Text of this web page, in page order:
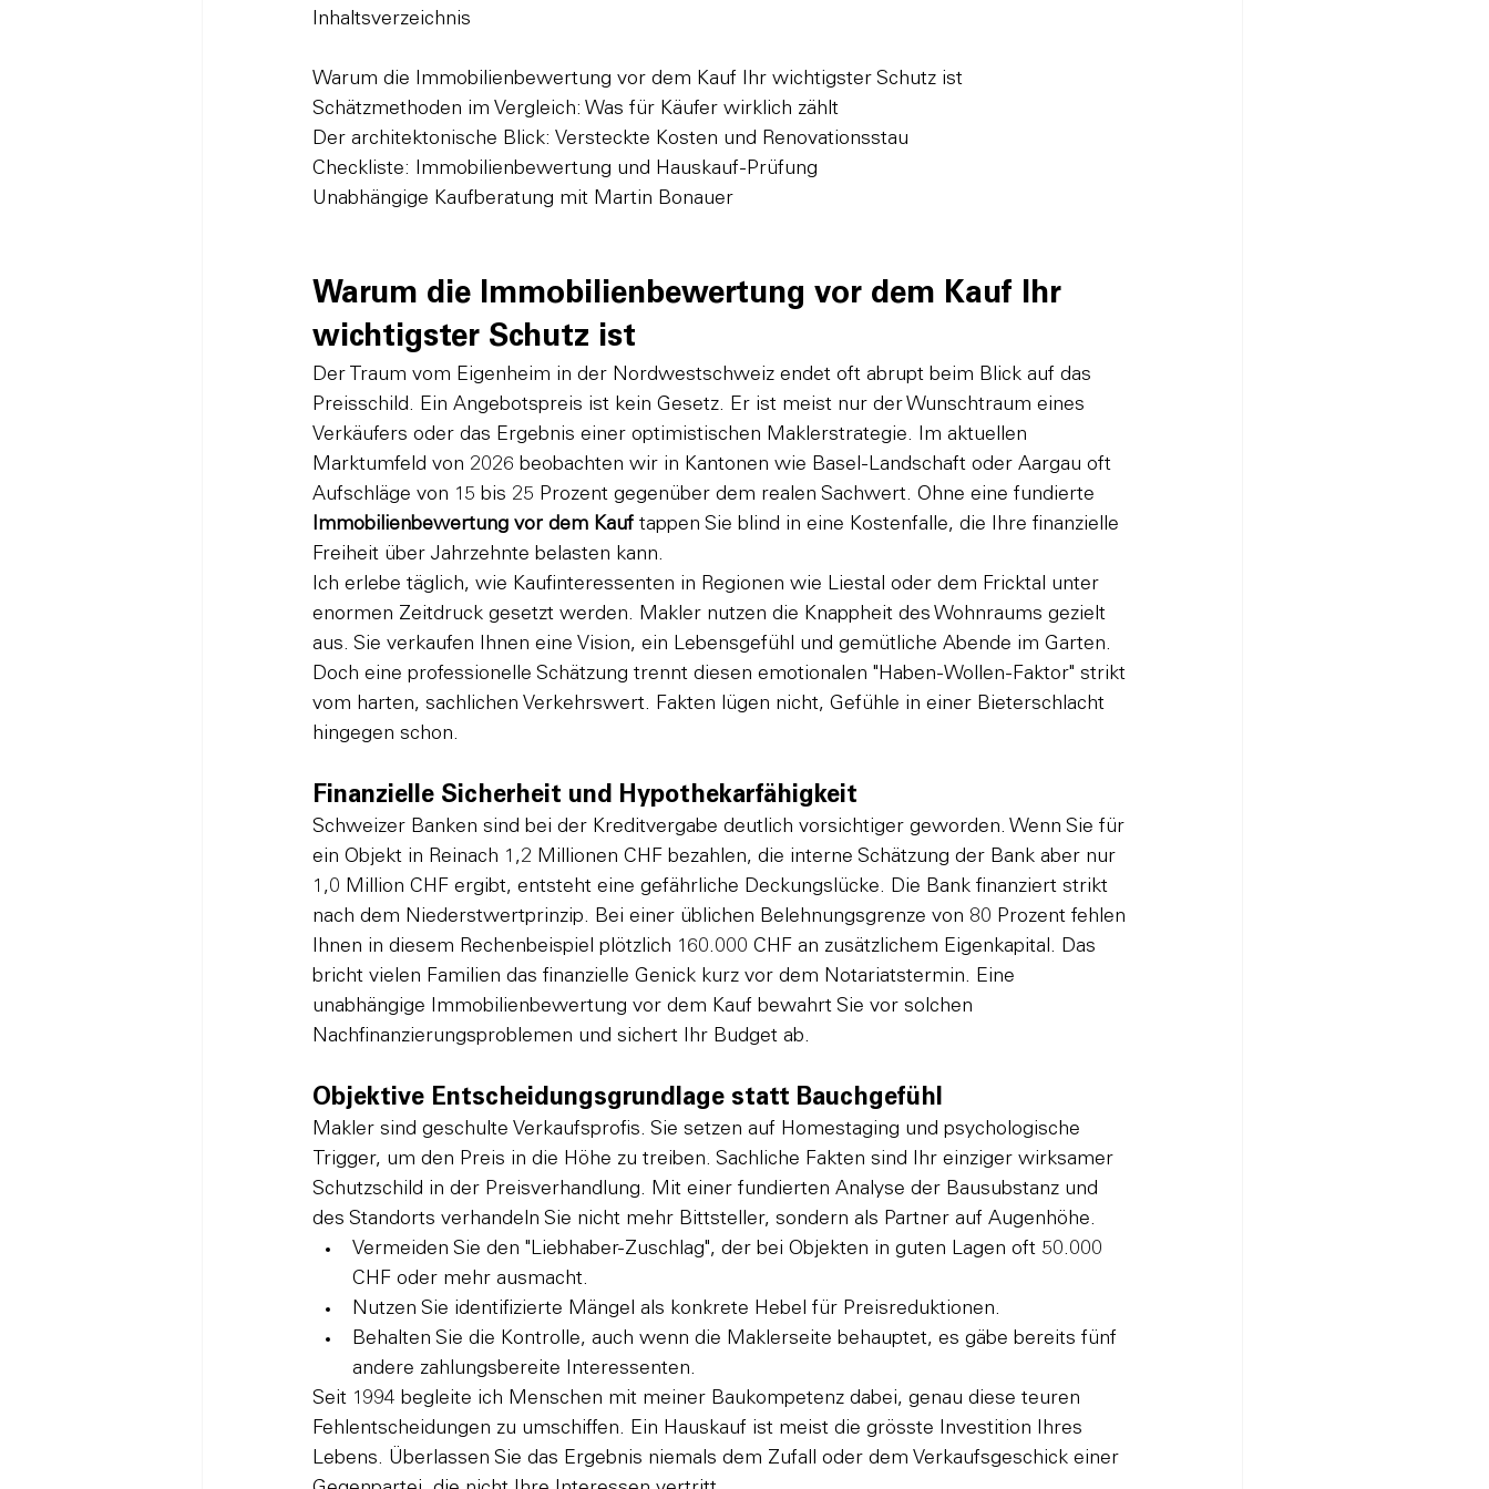
Inhaltsverzeichnis
Warum die Immobilienbewertung vor dem Kauf Ihr wichtigster Schutz ist
Schätzmethoden im Vergleich: Was für Käufer wirklich zählt
Der architektonische Blick: Versteckte Kosten und Renovationsstau
Checkliste: Immobilienbewertung und Hauskauf-Prüfung
Unabhängige Kaufberatung mit Martin Bonauer
Warum die Immobilienbewertung vor dem Kauf Ihr
wichtigster Schutz ist
Der Traum vom Eigenheim in der Nordwestschweiz endet oft abrupt beim Blick auf das
Preisschild. Ein Angebotspreis ist kein Gesetz. Er ist meist nur der Wunschtraum eines
Verkäufers oder das Ergebnis einer optimistischen Maklerstrategie. Im aktuellen
Marktumfeld von 2026 beobachten wir in Kantonen wie Basel-Landschaft oder Aargau oft
Aufschläge von 15 bis 25 Prozent gegenüber dem realen Sachwert. Ohne eine fundierte
Immobilienbewertung vor dem Kauf tappen Sie blind in eine Kostenfalle, die Ihre finanzielle
Freiheit über Jahrzehnte belasten kann.
Ich erlebe täglich, wie Kaufinteressenten in Regionen wie Liestal oder dem Fricktal unter
enormen Zeitdruck gesetzt werden. Makler nutzen die Knappheit des Wohnraums gezielt
aus. Sie verkaufen Ihnen eine Vision, ein Lebensgefühl und gemütliche Abende im Garten.
Doch eine professionelle Schätzung trennt diesen emotionalen "Haben-Wollen-Faktor" strikt
vom harten, sachlichen Verkehrswert. Fakten lügen nicht, Gefühle in einer Bieterschlacht
hingegen schon.
Finanzielle Sicherheit und Hypothekarfähigkeit
Schweizer Banken sind bei der Kreditvergabe deutlich vorsichtiger geworden. Wenn Sie für
ein Objekt in Reinach 1,2 Millionen CHF bezahlen, die interne Schätzung der Bank aber nur
1,0 Million CHF ergibt, entsteht eine gefährliche Deckungslücke. Die Bank finanziert strikt
nach dem Niederstwertprinzip. Bei einer üblichen Belehnungsgrenze von 80 Prozent fehlen
Ihnen in diesem Rechenbeispiel plötzlich 160.000 CHF an zusätzlichem Eigenkapital. Das
bricht vielen Familien das finanzielle Genick kurz vor dem Notariatstermin. Eine
unabhängige Immobilienbewertung vor dem Kauf bewahrt Sie vor solchen
Nachfinanzierungsproblemen und sichert Ihr Budget ab.
Objektive Entscheidungsgrundlage statt Bauchgefühl
Makler sind geschulte Verkaufsprofis. Sie setzen auf Homestaging und psychologische
Trigger, um den Preis in die Höhe zu treiben. Sachliche Fakten sind Ihr einziger wirksamer
Schutzschild in der Preisverhandlung. Mit einer fundierten Analyse der Bausubstanz und
des Standorts verhandeln Sie nicht mehr Bittsteller, sondern als Partner auf Augenhöhe.
Vermeiden Sie den "Liebhaber-Zuschlag", der bei Objekten in guten Lagen oft 50.000
CHF oder mehr ausmacht.
Nutzen Sie identifizierte Mängel als konkrete Hebel für Preisreduktionen.
Behalten Sie die Kontrolle, auch wenn die Maklerseite behauptet, es gäbe bereits fünf
andere zahlungsbereite Interessenten.
Seit 1994 begleite ich Menschen mit meiner Baukompetenz dabei, genau diese teuren
Fehlentscheidungen zu umschiffen. Ein Hauskauf ist meist die grösste Investition Ihres
Lebens. Überlassen Sie das Ergebnis niemals dem Zufall oder dem Verkaufsgeschick einer